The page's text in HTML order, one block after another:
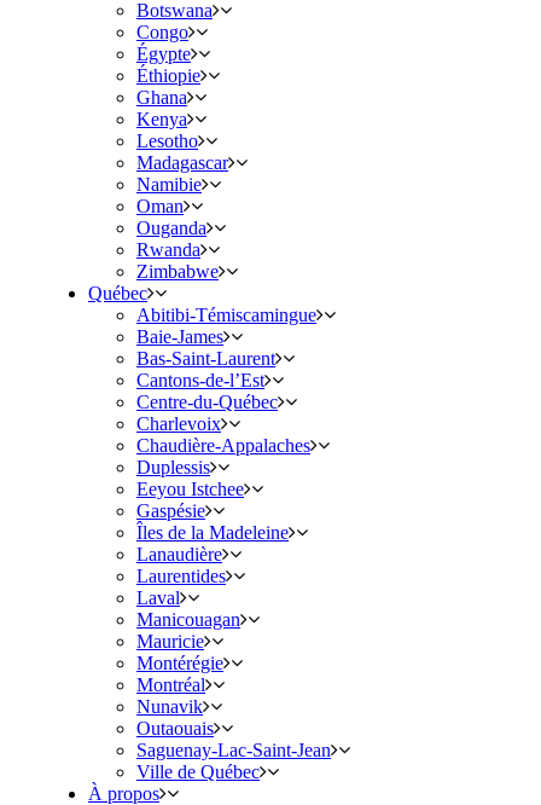
Botswana
Congo
Égypte
Éthiopie
Ghana
Kenya
Lesotho
Madagascar
Namibie
Oman
Ouganda
Rwanda
Zimbabwe
Québec
Abitibi-Témiscamingue
Baie-James
Bas-Saint-Laurent
Cantons-de-l’Est
Centre-du-Québec
Charlevoix
Chaudière-Appalaches
Duplessis
Eeyou Istchee
Gaspésie
Îles de la Madeleine
Lanaudière
Laurentides
Laval
Manicouagan
Mauricie
Montérégie
Montréal
Nunavik
Outaouais
Saguenay-Lac-Saint-Jean
Ville de Québec
À propos